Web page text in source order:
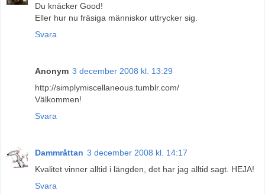
Du knäcker Good!
Eller hur nu fräsiga människor uttrycker sig.
Svara
Anonym 3 december 2008 kl. 13:29
http://simplymiscellaneous.tumblr.com/
Välkommen!
Svara
Dammråttan 3 december 2008 kl. 14:17
Kvalitet vinner alltid i längden, det har jag alltid sagt. HEJA!
Svara